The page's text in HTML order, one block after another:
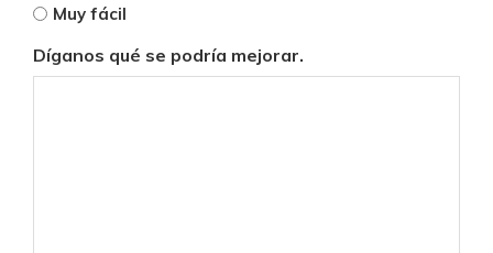
Muy fácil
Díganos qué se podría mejorar.